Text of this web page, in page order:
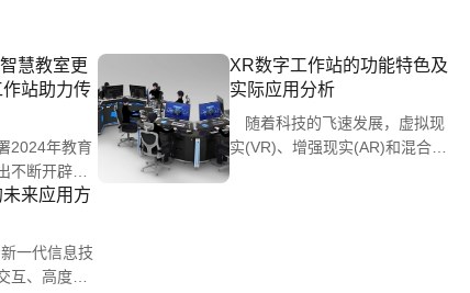
慧教室更
站助力传
2024年教育
不断开辟教
求。教育部
同会议上，
在教学领域
。
XR数字工作站的功能特色及
实际应用分析
随着科技的飞速发展，虚拟现
实(VR)、增强现实(AR)和混合现
实(MR)等前沿技术正逐渐渗透到
来应用方
一代信息技
互、高度定